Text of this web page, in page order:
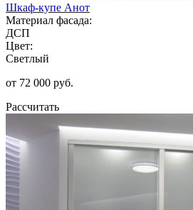
Шкаф-купе Анот
Материал фасада:
ДСП
Цвет:
Светлый
от 72 000 руб.
Рассчитать